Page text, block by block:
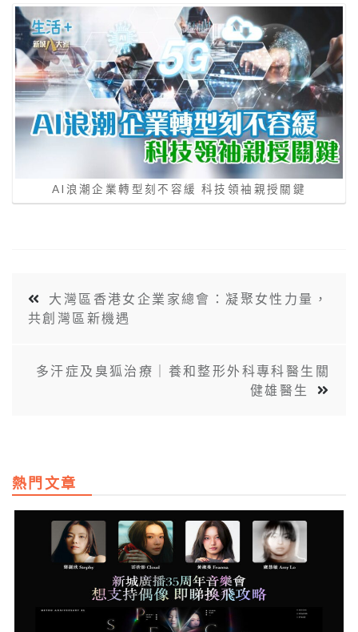
AI浪潮企業轉型刻不容緩 科技領袖親授關鍵
大灣區香港女企業家總會：凝聚女性力量，
共創灣區新機遇
多汗症及臭狐治療｜養和整形外科專科醫生關
健雄醫生
熱門文章